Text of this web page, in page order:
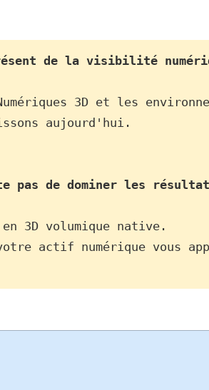
de la visibilité
3D et les
aujourd'hui.
pas de dominer les
3D volumique native.